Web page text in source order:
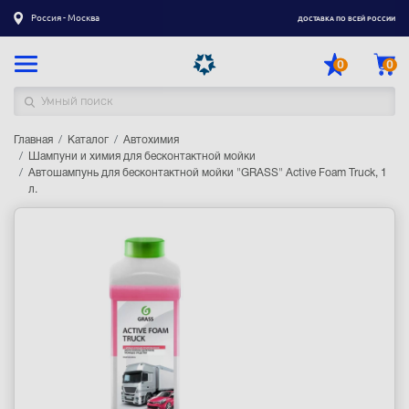
Россия - Москва ДОСТАВКА ПО ВСЕЙ РОССИИ
0 0
Каталог товаров
Регистрация
Доставка
Оптовым и корпоративным клиентам
Главная Каталог
Автохимия
Шампуни и химия для бесконтактной мойки
Автошампунь для бесконтактной мойки "GRASS" Active Foam Truck, 1
л.